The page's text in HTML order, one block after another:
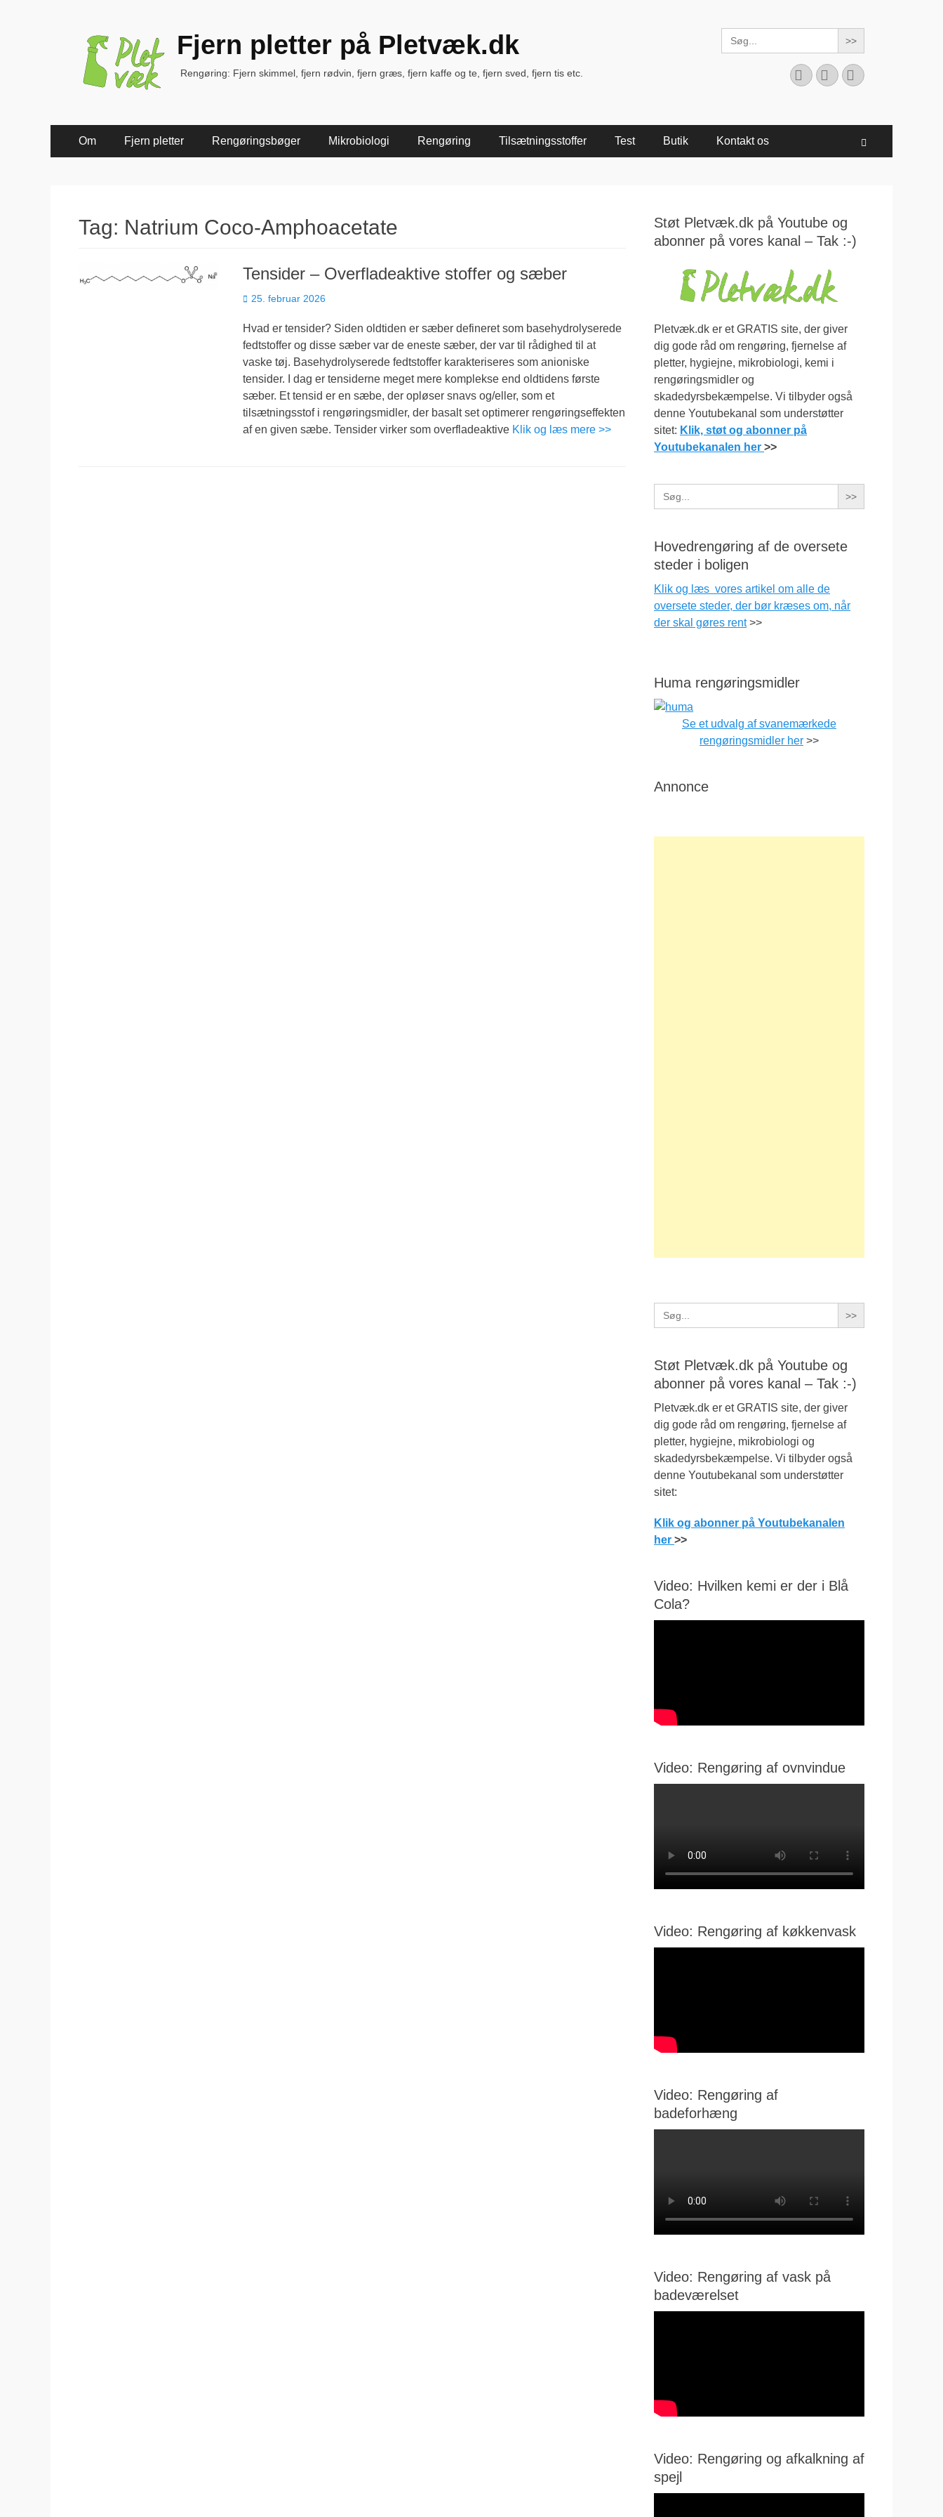
Fjern pletter på Pletvæk.dk
Rengøring: Fjern skimmel, fjern rødvin, fjern græs, fjern kaffe og te, fjern sved, fjern tis etc.
Search
for:
Facebook
YouTubeInstagram
Primær
Menu
Om Fjern pletter Rengøringsbøger Mikrobiologi Rengøring Tilsætningsstoffer Test Butik Kontakt os
Tag: Natrium Coco-Amphoacetate
Tensider – Overfladeaktive stoffer og sæber
Udgivet
25. februar 2026
Hvad er tensider? Siden oldtiden er sæber defineret som basehydrolyserede
fedtstoffer og disse sæber var de eneste sæber, der var til rådighed til at
vaske tøj. Basehydrolyserede fedtstoffer karakteriseres som anioniske
tensider. I dag er tensiderne meget mere komplekse end oldtidens første
sæber. Et tensid er en sæbe, der opløser snavs og/eller, som et
tilsætningsstof i rengøringsmidler, der basalt set optimerer rengøringseffekten
af en given sæbe. Tensider virker som overfladeaktive Klik og læs mere >>
Støt Pletvæk.dk på Youtube og
abonner på vores kanal – Tak :-)
Pletvæk.dk er et GRATIS site, der giver
dig gode råd om rengøring, fjernelse af
pletter, hygiejne, mikrobiologi, kemi i
rengøringsmidler og
skadedyrsbekæmpelse. Vi tilbyder også
denne Youtubekanal som understøtter
sitet: Klik, støt og abonner på
Youtubekanalen her >>
Search
for:
Hovedrengøring af de oversete
steder i boligen
Klik og læs vores artikel om alle de
oversete steder, der bør kræses om, når
der skal gøres rent>>
Huma rengøringsmidler
Se et udvalg af svanemærkede
rengøringsmidler her >>
Annonce
Search
for:
Støt Pletvæk.dk på Youtube og
abonner på vores kanal – Tak :-)
Pletvæk.dk er et GRATIS site, der giver
dig gode råd om rengøring, fjernelse af
pletter, hygiejne, mikrobiologi og
skadedyrsbekæmpelse. Vi tilbyder også
denne Youtubekanal som understøtter
sitet:
Klik og abonner på Youtubekanalen
her >>
Video: Hvilken kemi er der i Blå
Cola?
Video: Rengøring af ovnvindue
Video: Rengøring af køkkenvask
Video: Rengøring af
badeforhæng
Video: Rengøring af vask på
badeværelset
Video: Rengøring og afkalkning af
spejl